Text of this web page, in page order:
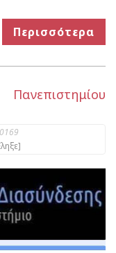
Περισσότερα